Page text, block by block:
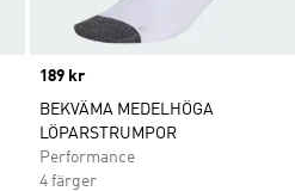
Price
189 kr
BEKVÄMA MEDELHÖGA
LÖPARSTRUMPOR
Performance
4 färger